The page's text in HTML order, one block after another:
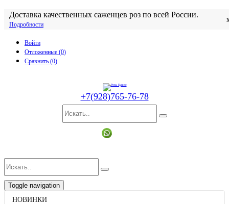
Доставка качественных саженцев роз по всей России.
Подробности
Войти
Отложенные (0)
Сравнить (0)
+7(928)765-76-78
Toggle navigation
товаров
НОВИНКИ